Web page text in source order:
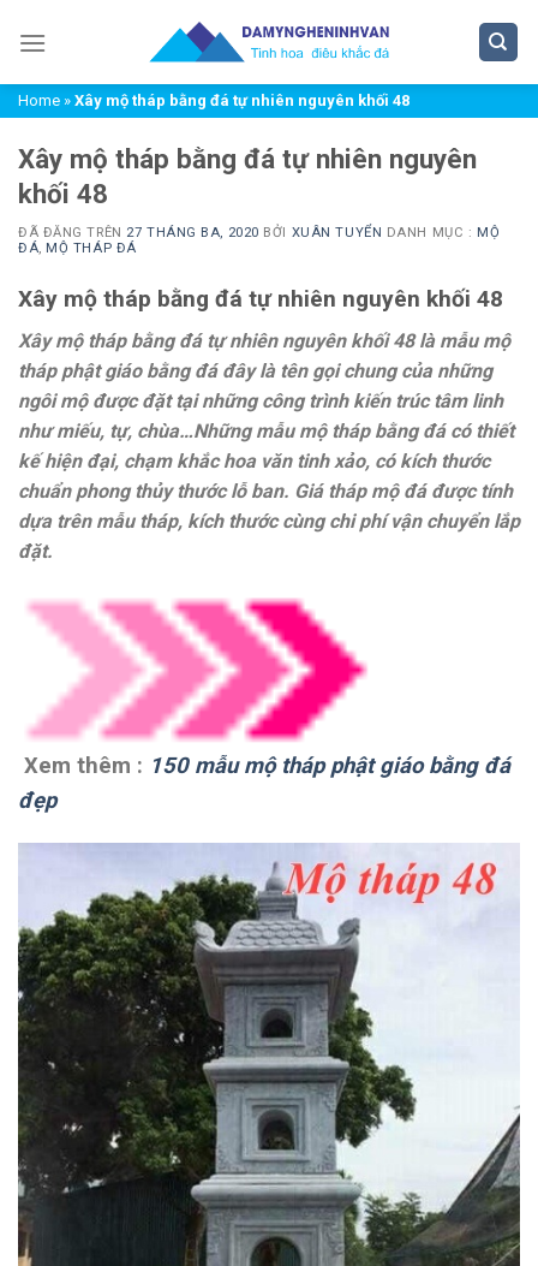
đến
dungHome » Xây mộ tháp bằng đá tự nhiên nguyên khối 48
Xây mộ tháp bằng đá tự nhiên nguyên
khối 48
ĐÃ ĐĂNG TRÊN 27 THÁNG BA, 2020 BỞI XUÂN TUYỂN DANH MỤC : MỘ
ĐÁ, MỘ THÁP ĐÁ
Xây mộ tháp bằng đá tự nhiên nguyên khối 48
Xây mộ tháp bằng đá tự nhiên nguyên khối 48 là mẫu mộ
tháp phật giáo bằng đá đây là tên gọi chung của những
ngôi mộ được đặt tại những công trình kiến trúc tâm linh
như miếu, tự, chùa…Những mẫu mộ tháp bằng đá có thiết
kế hiện đại, chạm khắc hoa văn tinh xảo, có kích thước
chuẩn phong thủy thước lỗ ban. Giá tháp mộ đá được tính
dựa trên mẫu tháp, kích thước cùng chi phí vận chuyển lắp
đặt.
Xem thêm : 150 mẫu mộ tháp phật giáo bằng đá
đẹp